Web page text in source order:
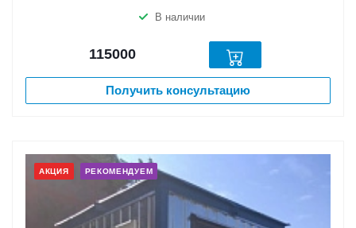
В наличии
115000
Получить консультацию
АКЦИЯ РЕКОМЕНДУЕМ